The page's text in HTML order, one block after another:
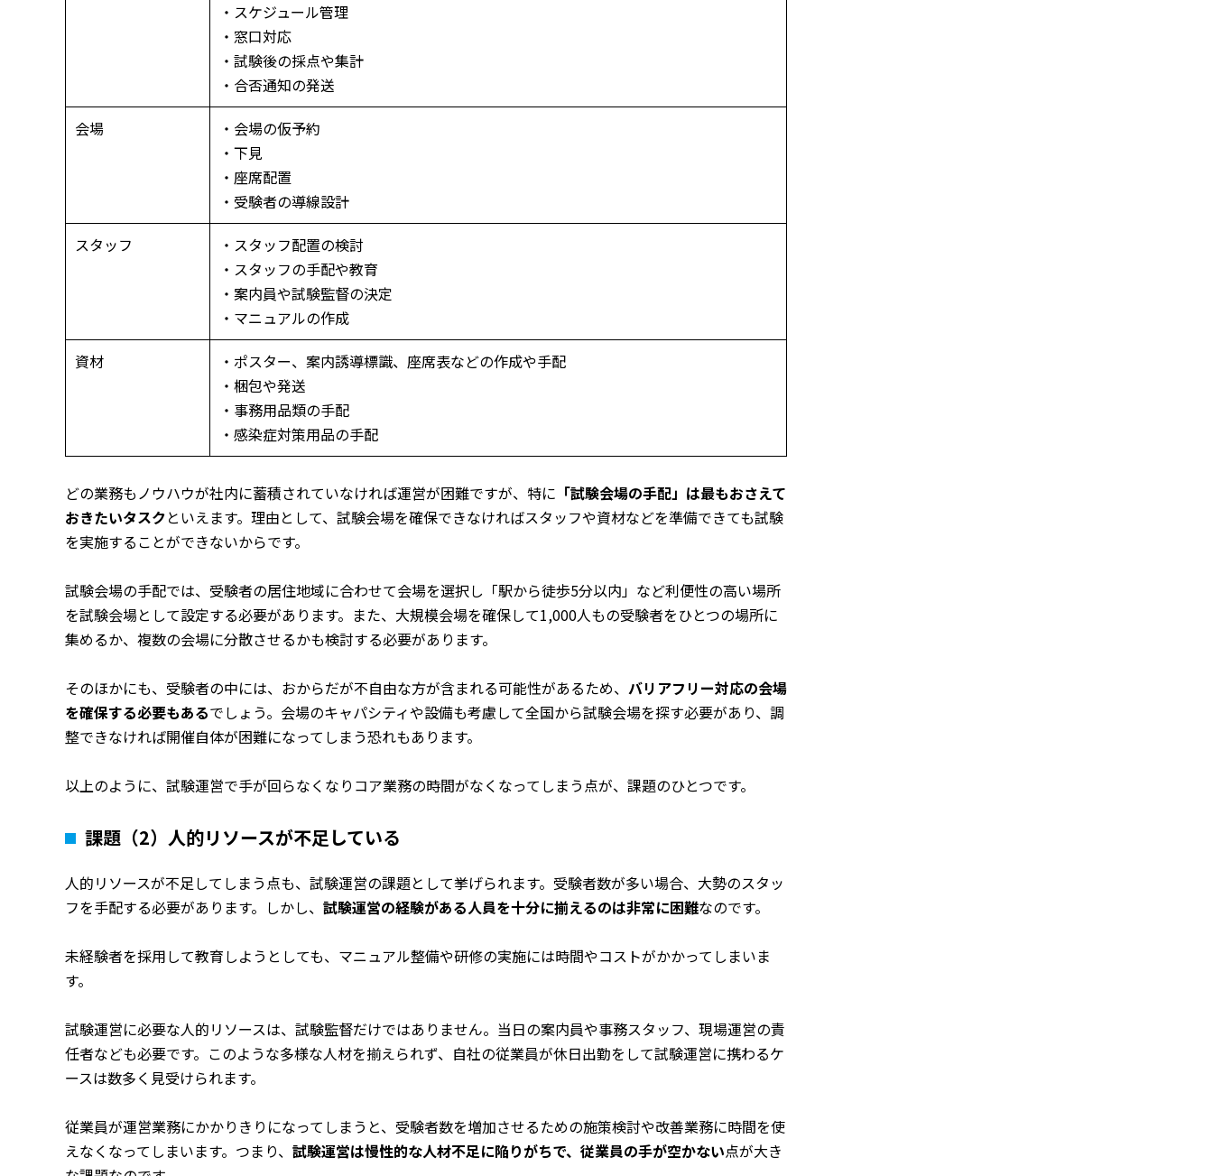
・スケジュール管理
・窓口対応
・試験後の採点や集計
・合否通知の発送
会場
・会場の仮予約
・下見
・座席配置
・受験者の導線設計
スタッフ
・スタッフ配置の検討
・スタッフの手配や教育
・案内員や試験監督の決定
・マニュアルの作成
資材
・ポスター、案内誘導標識、座席表などの作成や手配
・梱包や発送
・事務用品類の手配
・感染症対策用品の手配
どの業務もノウハウが社内に蓄積されていなければ運営が困難ですが、特に 「試験会場の手配」は最もおさえて
おきたいタスクといえます。理由として、試験会場を確保できなければスタッフや資材などを準備できても試験
を実施することができないからです。
試験会場の手配では、受験者の居住地域に合わせて会場を選択し「駅から徒歩5分以内」など利便性の高い場所
を試験会場として設定する必要があります。また、大規模会場を確保して1,000人もの受験者をひとつの場所に
集めるか、複数の会場に分散させるかも検討する必要があります。
そのほかにも、受験者の中には、おからだが不自由な方が含まれる可能性があるため、 バリアフリー対応の会場
を確保する必要もあるでしょう。会場のキャパシティや設備も考慮して全国から試験会場を探す必要があり、調
整できなければ開催自体が困難になってしまう恐れもあります。
以上のように、試験運営で手が回らなくなりコア業務の時間がなくなってしまう点が、課題のひとつです。
課題（2）人的リソースが不足している
人的リソースが不足してしまう点も、試験運営の課題として挙げられます。受験者数が多い場合、大勢のスタッ
フを手配する必要があります。しかし、 試験運営の経験がある人員を十分に揃えるのは非常に困難なのです。
未経験者を採用して教育しようとしても、マニュアル整備や研修の実施には時間やコストがかかってしまいま
す。
試験運営に必要な人的リソースは、試験監督だけではありません。当日の案内員や事務スタッフ、現場運営の責
任者なども必要です。このような多様な人材を揃えられず、自社の従業員が休日出勤をして試験運営に携わるケ
ースは数多く見受けられます。
従業員が運営業務にかかりきりになってしまうと、受験者数を増加させるための施策検討や改善業務に時間を使
えなくなってしまいます。つまり、 試験運営は慢性的な人材不足に陥りがちで、従業員の手が空かない点が大き